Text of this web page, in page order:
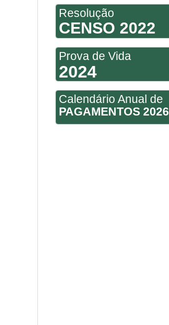
Resolução
CENSO 2022
Prova de Vida
2024
Calendário Anual de
PAGAMENTOS 2026